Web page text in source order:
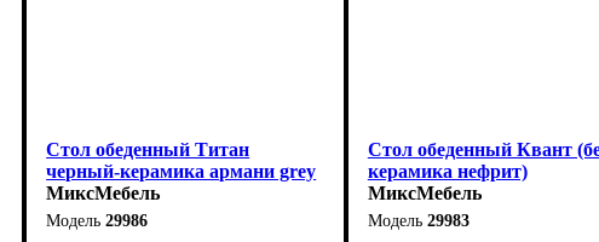
Стол обеденный Титан
черный-керамика армани grey
МиксМебель
29986
Стол обеденный Квант
керамика нефрит)
МиксМебель
29983